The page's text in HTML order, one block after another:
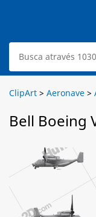
ClipArt > Aeronave >
Bell Boeing